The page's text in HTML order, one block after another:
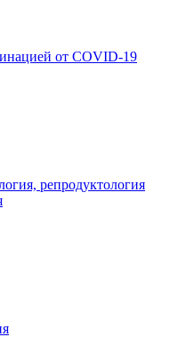
от COVID-19
репродуктология